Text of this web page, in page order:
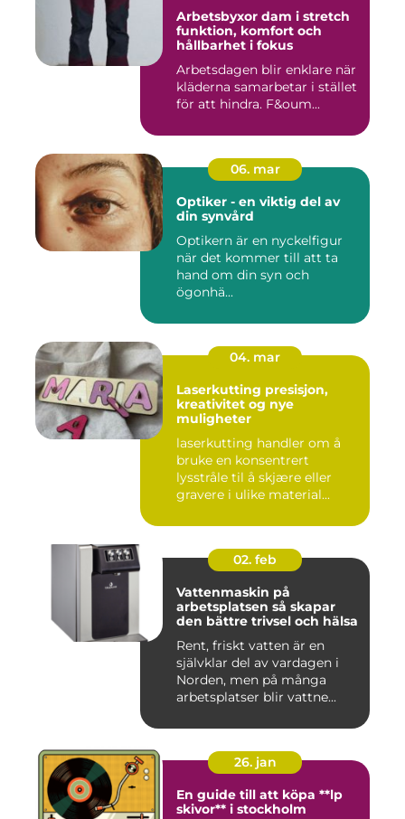
Arbetsbyxor dam i stretch
funktion, komfort och
hållbarhet i fokus
Arbetsdagen blir enklare när
kläderna samarbetar i stället
för att hindra. F&oum...
06. mar
Optiker - en viktig del av
din synvård
Optikern är en nyckelfigur
när det kommer till att ta
hand om din syn och
ögonhä...
04. mar
Laserkutting presisjon,
kreativitet og nye
muligheter
laserkutting handler om å
bruke en konsentrert
lysstråle til å skjære eller
gravere i ulike material...
02. feb
Vattenmaskin på
arbetsplatsen så skapar
den bättre trivsel och hälsa
Rent, friskt vatten är en
självklar del av vardagen i
Norden, men på många
arbetsplatser blir vattne...
26. jan
En guide till att köpa **lp
skivor** i stockholm